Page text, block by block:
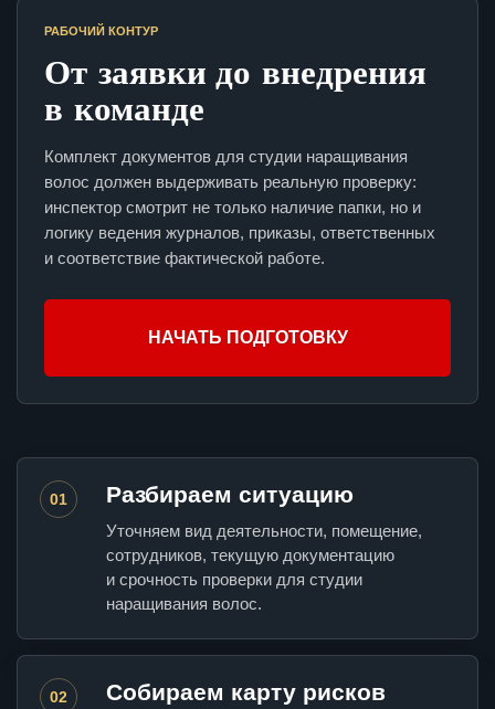
РАБОЧИЙ КОНТУР
От заявки до внедрения
в команде
Комплект документов для студии наращивания
волос должен выдерживать реальную проверку:
инспектор смотрит не только наличие папки, но и
логику ведения журналов, приказы, ответственных
и соответствие фактической работе.
НАЧАТЬ ПОДГОТОВКУ
01 Разбираем ситуацию
Уточняем вид деятельности, помещение,
сотрудников, текущую документацию
и срочность проверки для студии
наращивания волос.
02 Собираем карту рисков